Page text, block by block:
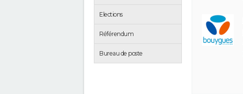
Elections
Référendum
Bureau de poste